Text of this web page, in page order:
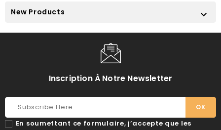
New Products 
Inscription À Notre Newsletter
En soumettant ce formulaire, j’accepte que les